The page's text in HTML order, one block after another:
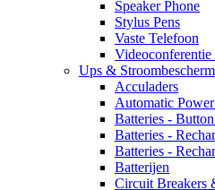
Speaker Phone
Stylus Pens
Vaste Telefoon
Ups &
Acculaders
Automatic
Batteries -
Batteries -
Batteries -
Batterijen
Circuit Breakers